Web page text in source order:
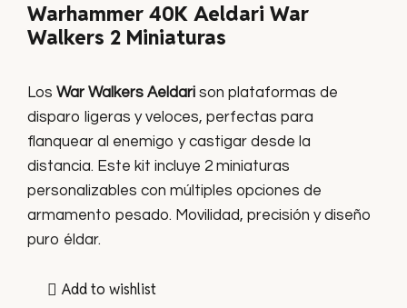
Warhammer 40K Aeldari War
Walkers 2 Miniaturas
Los War Walkers Aeldari son plataformas de
disparo ligeras y veloces, perfectas para
flanquear al enemigo y castigar desde la
distancia. Este kit incluye 2 miniaturas
personalizables con múltiples opciones de
armamento pesado. Movilidad, precisión y diseño
puro éldar.
Add to wishlist